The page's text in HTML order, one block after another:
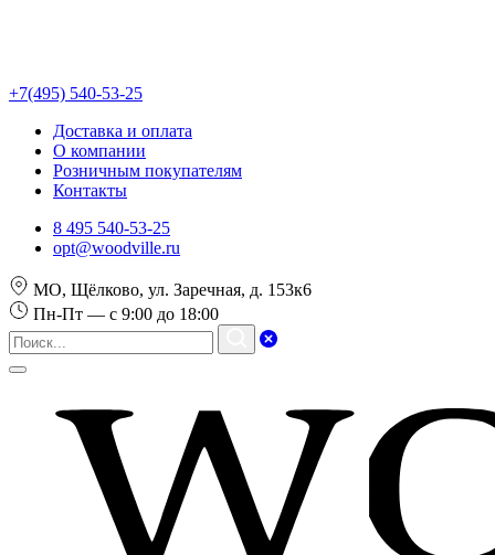
+7(495) 540-53-25
Доставка и оплата
О компании
Розничным покупателям
Контакты
8 495 540-53-25
opt@woodville.ru
МО, Щёлково, ул. Заречная, д. 153к6
Пн-Пт — с 9:00 до 18:00